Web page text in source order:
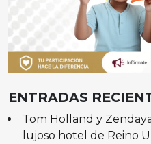
ENTRADAS
Tom Holland y
lujoso hotel de Reino